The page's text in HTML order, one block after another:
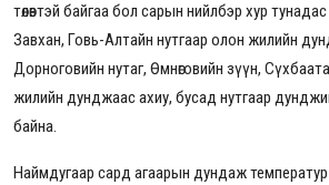
төлөвтэй байгаа бол сарын нийлбэр хур
Завхан, Говь-Алтайн нутгаар олон жилийн
Дорноговийн нутаг, Өмнөговийн зүүн,
жилийн дунджаас ахиу, бусад нутгаар
байна.
Наймдугаар сард агаарын дундаж температур